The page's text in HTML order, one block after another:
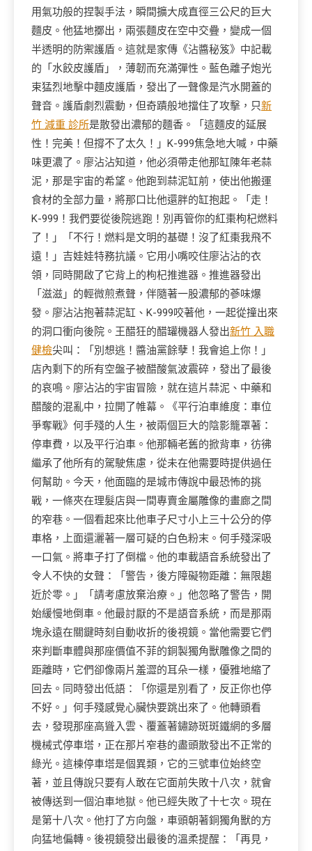
用氣功般的捏製手法，瞬間擴大成直徑三公尺的巨大
麵皮。他猛地擲出，兩張麵皮在空中交疊，變成一個
半透明的防禦護盾。這就是家傳《沾醬秘笈》中記載
的「水餃皮護盾」，薄韌而充滿彈性。藍色離子炮光
束猛烈地擊中麵皮護盾，發出了一聲像是汽水開蓋的
聲音。護盾劇烈震動，但奇蹟般地擋住了攻擊，只新
竹 減重 診所是散發出濃郁的麵香。「這麵皮的延展
性！完美！但撐不了太久！」K-999焦急地大喊，中藥
味更濃了。廖沾沾知道，他必須帶走他那缸陳年老蒜
泥，那是宇宙的希望。他跑到蒜泥缸前，使出他搬運
食材的全部力量，將那口比他還胖的缸抱起。「走！
K-999！我們要從後院逃跑！別再管你的紅棗枸杞燃料
了！」「不行！燃料是文明的基礎！沒了紅棗我飛不
遠！」吉娃娃特務抗議。它用小嘴咬住廖沾沾的衣
領，同時開啟了它背上的枸杞推進器。推進器發出
「滋滋」的輕微煎煮聲，伴隨著一股濃郁的蔘味爆
發。廖沾沾抱著蒜泥缸、K-999咬著他，一起從撞出來
的洞口衝向後院。王醋狂的醋罐機器人發出新竹 入職
健檢尖叫：「別想逃！醬油黨餘孽！我會追上你！」
店內剩下的所有空盤子被醋酸氣波震碎，發出了最後
的哀鳴。廖沾沾的宇宙冒險，就在這片蒜泥、中藥和
醋酸的混亂中，拉開了帷幕。《平行泊車維度：車位
爭奪戰》何手殘的人生，被兩個巨大的陰影籠罩著：
停車費，以及平行泊車。他那輛老舊的掀背車，彷彿
繼承了他所有的駕駛焦慮，從未在他需要時提供過任
何幫助。今天，他面臨的是城市傳說中最恐怖的挑
戰，一條夾在理髮店與一間專賣金屬雕像的畫廊之間
的窄巷。一個看起來比他車子尺寸小上三十公分的停
車格，上面還灑著一層可疑的白色粉末。何手殘深吸
一口氣。將車子打了倒檔。他的車載語音系統發出了
令人不快的女聲：「警告，後方障礙物距離：無限趨
近於零。」「請考慮放棄治療。」他忽略了警告，開
始緩慢地倒車。他最討厭的不是語音系統，而是那兩
塊永遠在關鍵時刻自動收折的後視鏡。當他需要它們
來判斷車體與那座價值不菲的銅製獨角獸雕像之間的
距離時，它們卻像兩片羞澀的耳朵一樣，優雅地縮了
回去。同時發出低語：「你還是別看了，反正你也停
不好。」何手殘感覺心臟快要跳出來了。他轉頭看
去，發現那座高聳入雲、覆蓋著鏽跡斑斑鐵網的多層
機械式停車塔，正在那片窄巷的盡頭散發出不正常的
綠光。這棟停車塔是個異類，它的三號車位始終空
著，並且傳說只要有人敢在它面前失敗十八次，就會
被傳送到一個泊車地獄。他已經失敗了十七次。現在
是第十八次。他打了方向盤，車頭朝著銅獨角獸的方
向猛地偏轉。後視鏡發出最後的溫柔提醒：「再見，